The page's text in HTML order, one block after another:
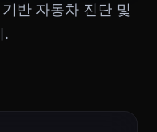
반 자동차 진단 및
.